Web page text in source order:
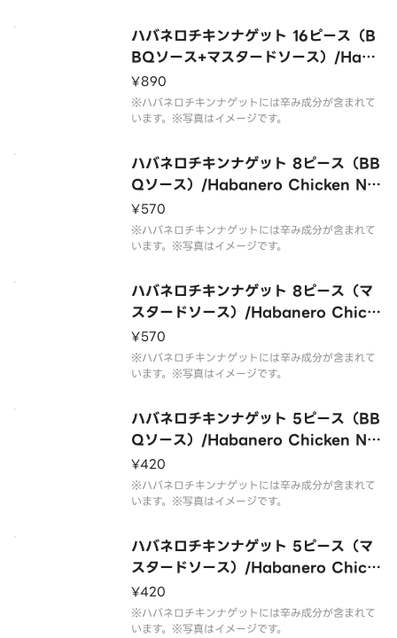
ハバネロチキンナゲット 16ピース（B
BQソース+マスタードソース）/Haba
nero Chicken Nuggets 16pc（BB
Q Sauce+Mustard Sauce）
¥890
※ハバネロチキンナゲットには辛み成分が含まれて
います。※写真はイメージです。
ハバネロチキンナゲット 8ピース（BB
Qソース）/Habanero Chicken Nu
ggets 8pc（BBQ Sauce）
¥570
※ハバネロチキンナゲットには辛み成分が含まれて
います。※写真はイメージです。
ハバネロチキンナゲット 8ピース（マ
スタードソース）/Habanero Chick
en Nuggets 8pc（Mustard Sauc
e）
¥570
※ハバネロチキンナゲットには辛み成分が含まれて
います。※写真はイメージです。
ハバネロチキンナゲット 5ピース（BB
Qソース）/Habanero Chicken Nu
ggets 5pc（BBQ Sauce）
¥420
※ハバネロチキンナゲットには辛み成分が含まれて
います。※写真はイメージです。
ハバネロチキンナゲット 5ピース（マ
スタードソース）/Habanero Chick
en Nuggets 5pc（Mustard Sauc
e）
¥420
※ハバネロチキンナゲットには辛み成分が含まれて
います。※写真はイメージです。